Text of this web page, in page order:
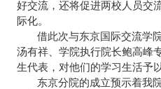
好交流，还将促进两校人员交
际化。
借此次与东京国际交流学
汤有祥、学院执行院长鲍高峰
生代表，对他们的学习生活予
东京分院的成立预示着我